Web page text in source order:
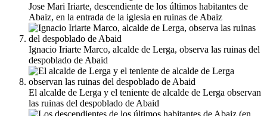
Jose Mari Iriarte, descendiente de los últimos habitantes de
Abaiz, en la entrada de la iglesia en ruinas de Abaiz
Ignacio Iriarte Marco, alcalde de Lerga, observa las ruinas del
despoblado de Abaid
El alcalde de Lerga y el teniente de alcalde de Lerga observan
las ruinas del despoblado de Abaid